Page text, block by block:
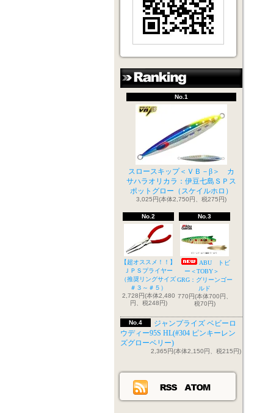
No.1
スロースキップ＜ＶＢ－β＞ カ
サハラオリカラ：伊豆七島ＳＰス
ポットグロー（スケイルホロ）
3,025円(本体2,750円、税275円)
No.2
【超オススメ！！】
ＪＰＳプライヤー
（推奨リングサイズ
＃３～＃５）
2,728円(本体2,480
円、税248円)
No.3
ABU トビ
ー＜TOBY＞
GRG：グリーンゴー
ルド
770円(本体700円、
税70円)
No.4
ジャンプライズ ベビーロ
ウディー95S HL(#304 ピンキーレン
ズグローベリー)
2,365円(本体2,150円、税215円)